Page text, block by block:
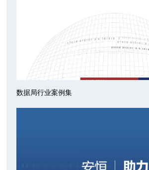
数据局行业案例集